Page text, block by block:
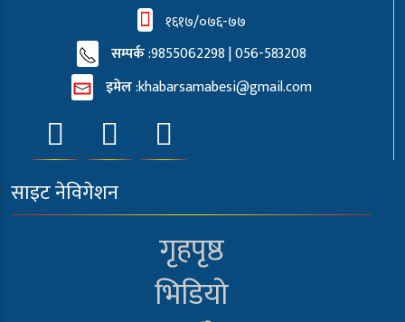
१६१७/०७६-७७
सम्पर्क:9855062298 | 056-583208
इमेल:khabarsamabesi@gmail.com
साइट नेविगेशन
गृहपृष्ठ
भिडियो